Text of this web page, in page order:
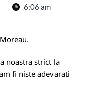
6:06 am
noastra strict la
fi niste adevarati